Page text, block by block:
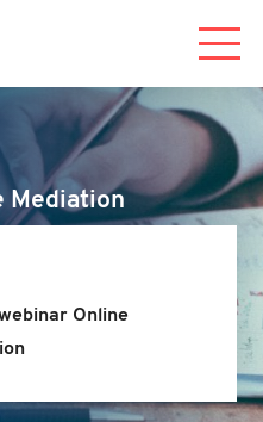
Menu
Mediation
Online